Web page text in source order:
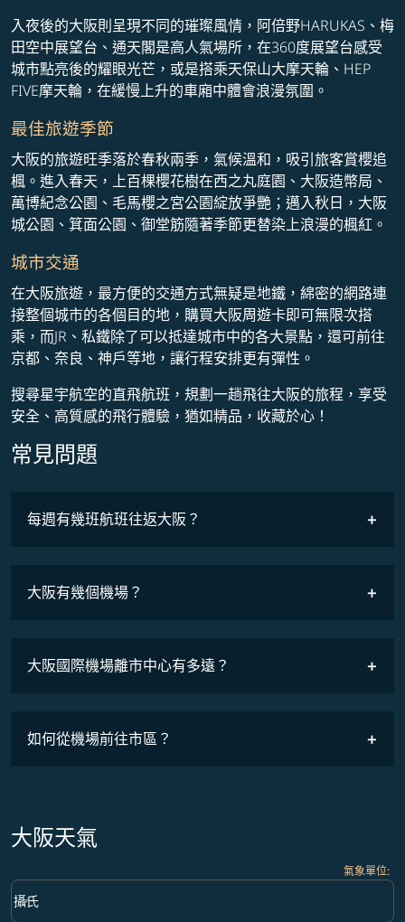
入夜後的大阪則呈現不同的璀璨風情，阿倍野HARUKAS、梅
田空中展望台、通天閣是高人氣場所，在360度展望台感受
城市點亮後的耀眼光芒，或是搭乘天保山大摩天輪、HEP
FIVE摩天輪，在緩慢上升的車廂中體會浪漫氛圍。
最佳旅遊季節
大阪的旅遊旺季落於春秋兩季，氣候溫和，吸引旅客賞櫻追
楓。進入春天，上百棵櫻花樹在西之丸庭園、大阪造幣局、
萬博紀念公園、毛馬櫻之宮公園綻放爭艷；邁入秋日，大阪
城公園、箕面公園、御堂筋隨著季節更替染上浪漫的楓紅。
城市交通
在大阪旅遊，最方便的交通方式無疑是地鐵，綿密的網路連
接整個城市的各個目的地，購買大阪周遊卡即可無限次搭
乘，而JR、私鐵除了可以抵達城市中的各大景點，還可前往
京都、奈良、神戶等地，讓行程安排更有彈性。
搜尋星宇航空的直飛航班，規劃一趟飛往大阪的旅程，享受
安全、高質感的飛行體驗，猶如精品，收藏於心！
常見問題
COSMILE會員
每週有幾班航班往返大阪？
大阪有幾個機場？
大阪國際機場離市中心有多遠？
如何從機場前往市區？
大阪天氣
氣象單位:
Weather unit option 攝氏 Selected
攝氏
keyboard_arrow_down